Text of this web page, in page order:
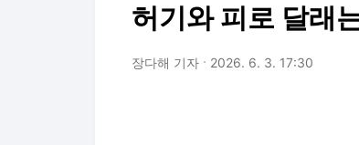
허기와 피로 달래
장다해 기자 2026. 6. 3. 17:30